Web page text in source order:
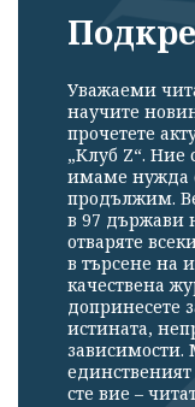
Уважаеми
научите
прочетете
„Клуб Z“. Ние
имаме нужда
продължим.
в 97 държави
отваряте
в търсене на
качествена
допринесете
истината,
зависимости.
сте вие –